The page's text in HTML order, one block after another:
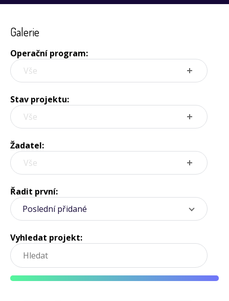
Galerie
Operační program:
Vše
Stav projektu:
Vše
Žadatel:
Vše
Řadit první:
Poslední přidané
Vyhledat projekt: